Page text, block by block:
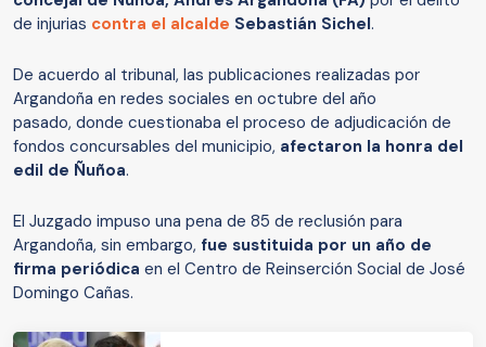
de injurias contra el alcalde Sebastián Sichel.
De acuerdo al tribunal, las publicaciones realizadas por
Argandoña en redes sociales en octubre del año
pasado, donde cuestionaba el proceso de adjudicación de
fondos concursables del municipio, afectaron la honra del
edil de Ñuñoa.
El Juzgado impuso una pena de 85 de reclusión para
Argandoña, sin embargo, fue sustituida por un año de
firma periódica en el Centro de Reinserción Social de José
Domingo Cañas.